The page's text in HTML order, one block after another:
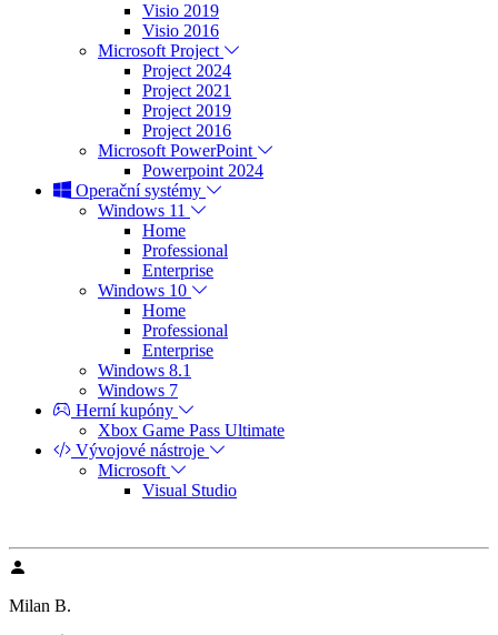
Visio 2019
Visio 2016
Microsoft Project
Project 2024
Project 2021
Project 2019
Project 2016
Microsoft PowerPoint
Powerpoint 2024
Operační systémy
Windows 11
Home
Professional
Enterprise
Windows 10
Home
Professional
Enterprise
Windows 8.1
Windows 7
Herní kupóny
Xbox Game Pass Ultimate
Vývojové nástroje
Microsoft
Visual Studio
Milan B.